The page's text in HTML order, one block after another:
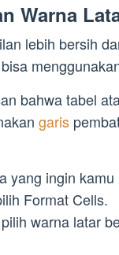
Warna
lebih bersih
bahwa tabel
garis
yang ingin
Format Cells.
warna latar